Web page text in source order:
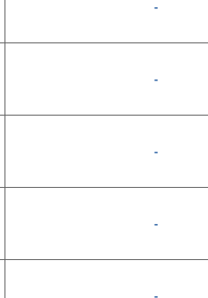
-
-
-
-